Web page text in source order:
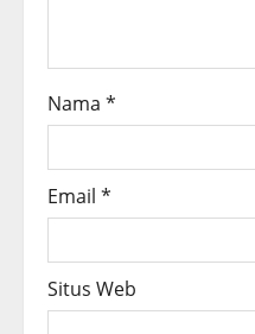
i
o
n
Nama *
Email *
Situs Web